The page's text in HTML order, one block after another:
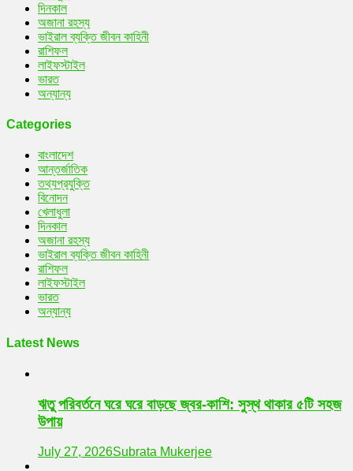
দিনকাল
অজানা রহস্য
ভাইরাল ব্যক্তি জীবন কাহিনী
রাশিফল
লাইফস্টাইল
ভারত
অন্যান্য
Categories
বাংলাদেশ
আন্তর্জাতিক
তথ্যপ্রযুক্তি
বিনোদন
খেলাধুলা
দিনকাল
অজানা রহস্য
ভাইরাল ব্যক্তি জীবন কাহিনী
রাশিফল
লাইফস্টাইল
ভারত
অন্যান্য
Latest News
ঋতু পরিবর্তনে ঘরে ঘরে বাড়ছে জ্বর-কাশি: সুস্থ থাকার ৫টি সহজ
উপায়
July 27, 2026Subrata Mukerjee